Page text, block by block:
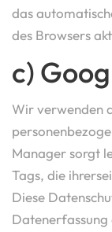
das
des Browsers
c)
Wir verwenden
Manager sorgt
Tags, die
Diese
Datenerfassung